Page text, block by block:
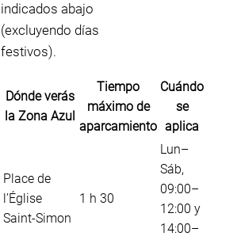
indicados abajo
(excluyendo días
festivos).
Dónde verás
la Zona Azul
Tiempo
máximo de
aparcamiento
Cuándo
se
aplica
Place de
l’Église
Saint‑Simon
1 h 30
Lun–
Sáb,
09:00–
12:00 y
14:00–